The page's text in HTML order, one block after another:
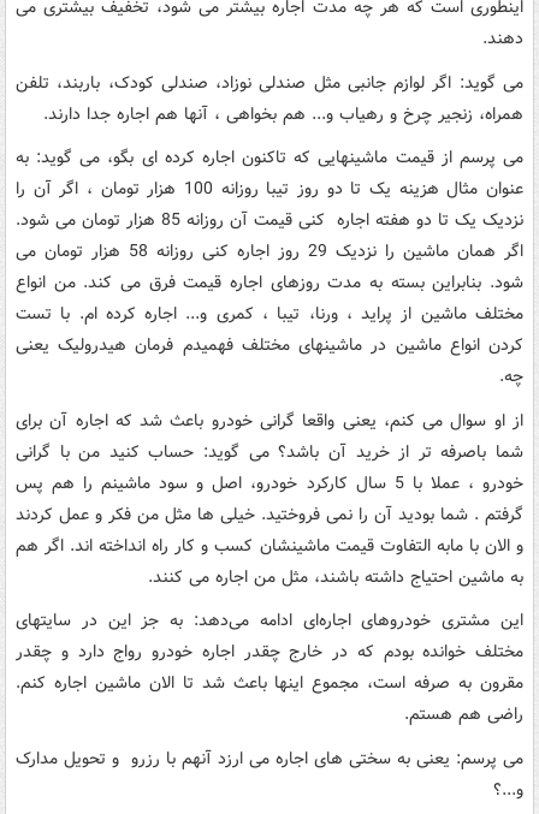
اینطوری است که هر چه مدت اجاره بیشتر می شود، تخفیف بیشتری می
دهند.
می گوید: اگر لوازم جانبی مثل صندلی نوزاد، صندلی کودک، باربند، تلفن
همراه، زنجیر چرخ و رهیاب و... هم بخواهی ، آنها هم اجاره جدا دارند.
می پرسم از قیمت ماشینهایی که تاکنون اجاره کرده ای بگو، می گوید: به
عنوان مثال هزینه یک تا دو روز تیبا روزانه 100 هزار تومان ، اگر آن را
نزدیک یک تا دو هفته اجاره کنی قیمت آن روزانه 85 هزار تومان می شود.
اگر همان ماشین را نزدیک 29 روز اجاره کنی روزانه 58 هزار تومان می
شود. بنابراین بسته به مدت روزهای اجاره قیمت فرق می کند. من انواع
مختلف ماشین از پراید ، ورنا، تیبا ، کمری و... اجاره کرده ام. با تست
کردن انواع ماشین در ماشینهای مختلف فهمیدم فرمان هیدرولیک یعنی
چه.
از او سوال می کنم، یعنی واقعا گرانی خودرو باعث شد که اجاره آن برای
شما باصرفه تر از خرید آن باشد؟ می گوید: حساب کنید من با گرانی
خودرو ، عملا با 5 سال کارکرد خودرو، اصل و سود ماشینم را هم پس
گرفتم . شما بودید آن را نمی فروختید. خیلی ها مثل من فکر و عمل کردند
و الان با مابه التفاوت قیمت ماشینشان کسب و کار راه انداخته اند. اگر هم
به ماشین احتیاج داشته باشند، مثل من اجاره می کنند.
این مشتری خودروهای اجاره‌ای ادامه می‌دهد: به جز این در سایتهای
مختلف خوانده بودم که در خارج چقدر اجاره خودرو رواج دارد و چقدر
مقرون به صرفه است، مجموع اینها باعث شد تا الان ماشین اجاره کنم.
راضی هم هستم.
می پرسم: یعنی به سختی های اجاره می ارزد آنهم با رزرو و تحویل مدارک
و...؟